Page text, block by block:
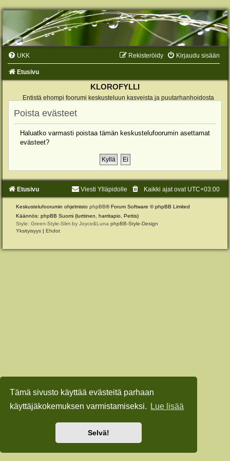
Tämä sivusto käyttää evästeitä parhaan
käyttäjäkokemuksen varmistamiseksi.
Lue lisää
Selvä!
UKK Kirjaudu sisään
Rekisteröidy
Etusivu
KLOROFYLLI
Entistä ehompi foorumi keskusteluun kasveista ja puutarhanhoidosta
Poista evästeet
Haluatko varmasti poistaa tämän keskustelufoorumin asettamat
evästeet?
Etusivu Kaikki ajat ovat UTC+03:00
Viesti Ylläpidolle
Keskustelufoorumin ohjelmisto phpBB® Forum Software © phpBB Limited
Käännös: phpBB Suomi (lurttinen, harritapio, Pettis)
Style: Green-Style-Slim by Joyce&Luna phpBB-Style-Design
Yksityisyys | Ehdot